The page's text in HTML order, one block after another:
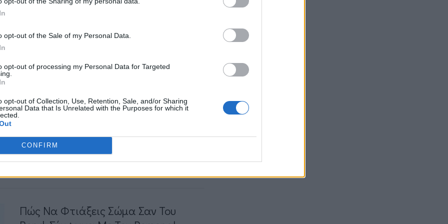
opt-out of the Sale of my Personal Data.
opt-out of processing my Personal Data for Targeted
opt-out of Collection, Use, Retention, Sale, and/or Sharing
Data that Is Unrelated with the Purposes for which it
CONFIRM
Καμίλα Βαλίεβα: Η Πρώτη Γυναίκα
Καλλιτεχνικό Πατινάζ
Η 15χρονη Ρωσίδα Καμίλα Βαλίεβα έγινε
καλλιτεχνικού πατινάζ που έκανε
Χειμερινούς του 2022….
Read More
Πώς Να Φτιάξεις Σώμα Σαν Του